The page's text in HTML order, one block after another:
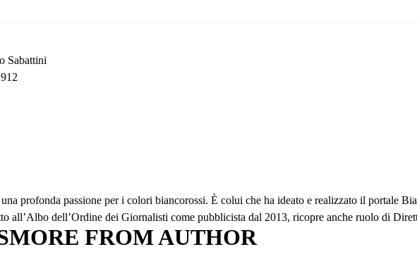
Sabattini
profonda passione per i colori biancorossi. È colui che ha ideato e realizzato il portale
all’Albo dell’Ordine dei Giornalisti come pubblicista dal 2013, ricopre anche ruolo di
MORE FROM AUTHOR